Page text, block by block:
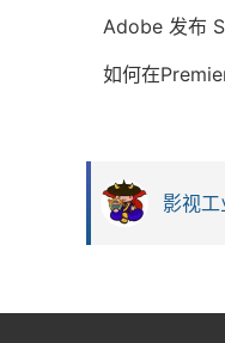
Adobe 发布
如何在
影视工